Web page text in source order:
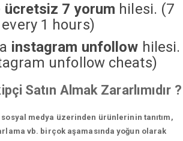
ücretsiz 7 yorum hilesi. (7
1 hours)
instagram unfollow hilesi.
unfollow cheats)
Satın Almak Zararlımıdır ?
medya üzerinden ürünlerinin tanıtım,
vb. birçok aşamasında yoğun olarak